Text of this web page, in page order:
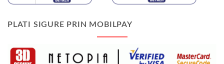
PLATI SIGURE PRIN MOBILPAY